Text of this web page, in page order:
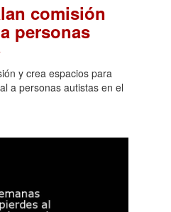
comisión
personas
y crea espacios para
a personas autistas en el